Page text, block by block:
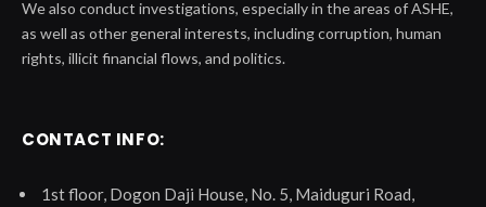
We also conduct investigations, especially in the areas of ASHE,
as well as other general interests, including corruption, human
rights, illicit financial flows, and politics.
CONTACT INFO:
1st floor, Dogon Daji House, No. 5, Maiduguri Road,